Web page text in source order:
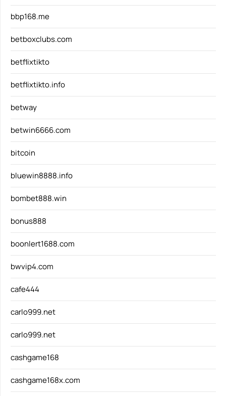
bbp168.me
betboxclubs.com
betflixtikto
betflixtikto.info
betway
betwin6666.com
bitcoin
bluewin8888.info
bombet888.win
bonus888
boonlert1688.com
bwvip4.com
cafe444
carlo999.net
carlo999.net
cashgame168
cashgame168x.com